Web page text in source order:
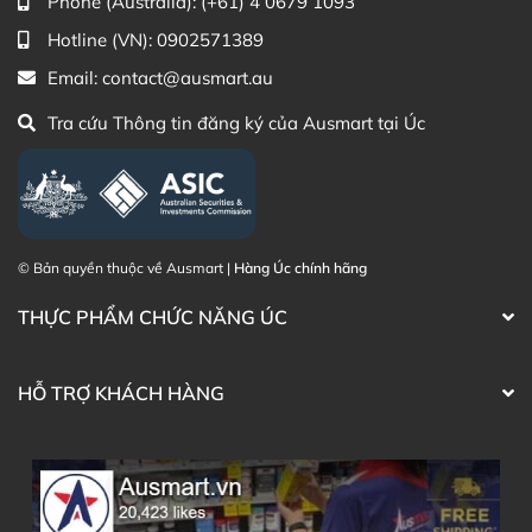
Sử dụng: Đặt cốc vào âm đạo để thu nhận kinh
nguyệt, có thể đeo đến 8 giờ, sau đó tháo, rửa
sạch và tái sử dụng.
: Phù hợp khi bơi lội, tập yoga hoặc các
hoạt động thường ngày. Lưu ý tháo cốc trước khi
quan hệ.
Xem thêm hướng dẫn chi tiết trong bao bì hoặc tài
quả.
Kích thước phù hợp:
Cốc nguyệt san Moxie Super phù hợp nếu bạn:
Đã sinh con qua đường âm đạo.
Hotline (VN): 0902571389
Email: contact@ausmart.au
Tra cứu Thông tin đăng ký của Ausmart tại Úc
© Bản quyền thuộc về Ausmart | Hàng Úc chính hãng
THỰC PHẨM CHỨC NĂNG ÚC
HỖ TRỢ KHÁCH HÀNG